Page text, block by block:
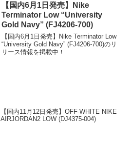
【国内6月1日発売】Nike
Terminator Low “University
Gold Navy” (FJ4206-700)
【国内6月1日発売】Nike Terminator Low
“University Gold Navy” (FJ4206-700)のリ
リース情報を掲載中！
【国内11月12日発売】OFF-WHITE NIKE
AIRJORDAN2 LOW (DJ4375-004)